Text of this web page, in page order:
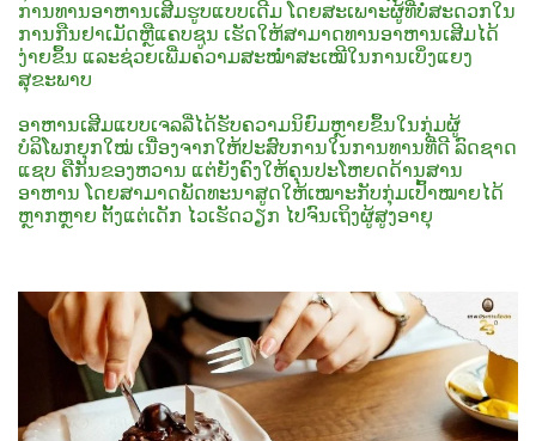
ການທານອາຫານເສີມຮູບແບບເດີມ ໂດຍສະເພາະຜູ້ທີ່ບໍ່ສະດວກໃນ
ການກືນຢາເມັດຫຼືແຄບຊູນ ເຮັດໃຫ້ສາມາດທານອາຫານເສີມໄດ້
ງ່າຍຂຶ້ນ ແລະຊ່ວຍເພີ່ມຄວາມສະໝ່ຳສະເໝີໃນການເບິ່ງແຍງ
ສຸຂະພາບ
ອາຫານເສີມແບບເຈລລີ່ໄດ້ຮັບຄວາມນິຍົມຫຼາຍຂຶ້ນໃນກຸ່ມຜູ້
ບໍລິໂພກຍຸກໃໝ່ ເນື່ອງຈາກໃຫ້ປະສົບການໃນການທານທີ່ດີ ລົດຊາດ
ແຊບ ຄືກັນຂອງຫວານ ແຕ່ຍັງຄົງໃຫ້ຄຸນປະໂຫຍດດ້ານສານ
ອາຫານ ໂດຍສາມາດພັດທະນາສູດໃຫ້ເໝາະກັບກຸ່ມເປົ້າໝາຍໄດ້
ຫຼາກຫຼາຍ ຕັ້ງແຕ່ເດັກ ໄວເຮັດວຽກ ໄປຈົນເຖິງຜູ້ສູງອາຍຸ